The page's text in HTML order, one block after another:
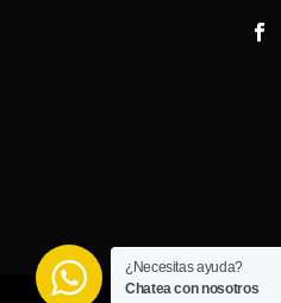
¿Necesitas ayuda?
Chatea con nosotros